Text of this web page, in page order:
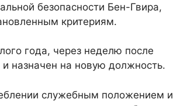
безопасности Бен-Гвира,
критериям.
года, через неделю после
назначен на новую должность.
служебным положением и